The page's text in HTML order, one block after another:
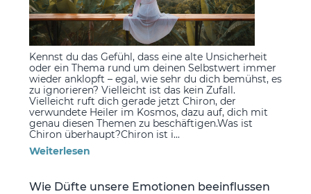
Kennst du das Gefühl, dass eine alte Unsicherheit
oder ein Thema rund um deinen Selbstwert immer
wieder anklopft – egal, wie sehr du dich bemühst, es
zu ignorieren? Vielleicht ist das kein Zufall.
Vielleicht ruft dich gerade jetzt Chiron, der
verwundete Heiler im Kosmos, dazu auf, dich mit
genau diesen Themen zu beschäftigen.Was ist
Chiron überhaupt?Chiron ist i...
Weiterlesen
Wie Düfte unsere Emotionen beeinflussen